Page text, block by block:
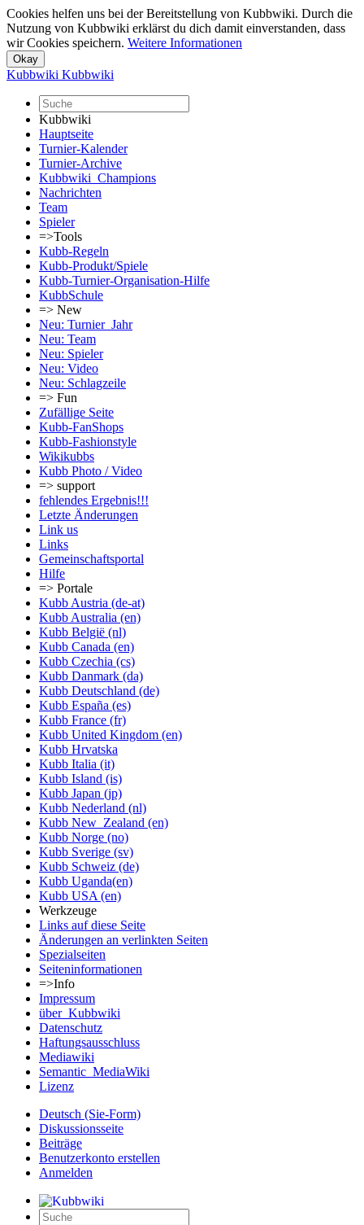
Cookies helfen uns bei der Bereitstellung von Kubbwiki. Durch die
Nutzung von Kubbwiki erklärst du dich damit einverstanden, dass
wir Cookies speichern. Weitere Informationen
Kubbwiki Kubbwiki
Kubbwiki
Hauptseite
Turnier-Kalender
Turnier-Archive
Kubbwiki_Champions
Nachrichten
Team
Spieler
=>Tools
Kubb-Regeln
Kubb-Produkt/Spiele
Kubb-Turnier-Organisation-Hilfe
KubbSchule
=> New
Neu: Turnier_Jahr
Neu: Team
Neu: Spieler
Neu: Video
Neu: Schlagzeile
=> Fun
Zufällige Seite
Kubb-FanShops
Kubb-Fashionstyle
Wikikubbs
Kubb Photo / Video
=> support
fehlendes Ergebnis!!!
Letzte Änderungen
Link us
Links
Gemeinschafts­portal
Hilfe
=> Portale
Kubb Austria (de-at)
Kubb Australia (en)
Kubb België (nl)
Kubb Canada (en)
Kubb Czechia (cs)
Kubb Danmark (da)
Kubb Deutschland (de)
Kubb España (es)
Kubb France (fr)
Kubb United Kingdom (en)
Kubb Hrvatska
Kubb Italia (it)
Kubb Island (is)
Kubb Japan (jp)
Kubb Nederland (nl)
Kubb New_Zealand (en)
Kubb Norge (no)
Kubb Sverige (sv)
Kubb Schweiz (de)
Kubb Uganda(en)
Kubb USA (en)
Werkzeuge
Links auf diese Seite
Änderungen an verlinkten Seiten
Spezialseiten
Seiten­informationen
=>Info
Impressum
über_Kubbwiki
Datenschutz
Haftungsausschluss
Mediawiki
Semantic_MediaWiki
Lizenz
Deutsch (Sie-Form)‎
Diskussionsseite
Beiträge
Benutzerkonto erstellen
Anmelden